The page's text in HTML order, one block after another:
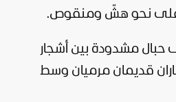
على نحو هشّ ومنقوص.
حبال مشدودة بين أشجار
قديمان مرميان وسط